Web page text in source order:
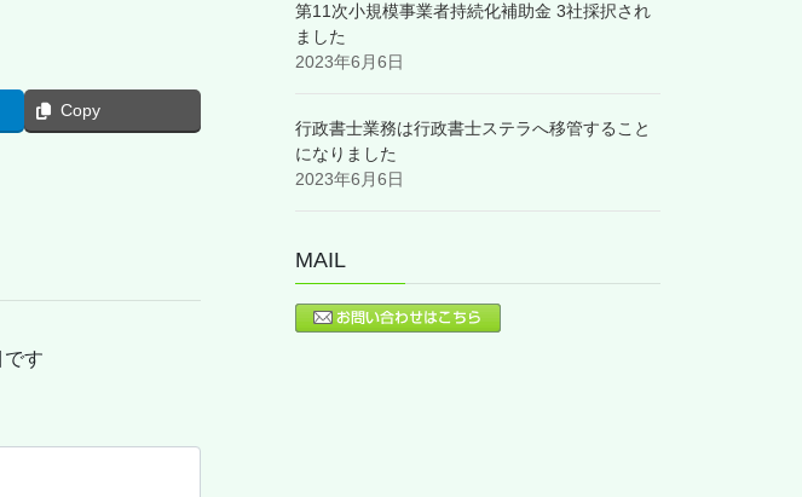
Copy
です
第11次小規模事業者持続化補助金 3社採択され
ました
2023年6月6日
行政書士業務は行政書士ステラへ移管すること
になりました
2023年6月6日
MAIL